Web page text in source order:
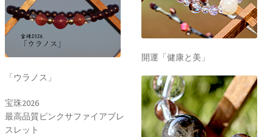
「ウラノス」
宝珠2026
最高品質ピンクサファイアブレ
スレット
開運「健康と美」